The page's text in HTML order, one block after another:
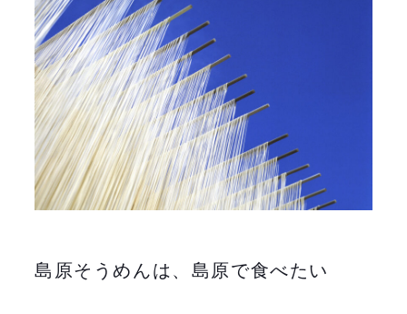
島原そうめんは、島原で食べたい